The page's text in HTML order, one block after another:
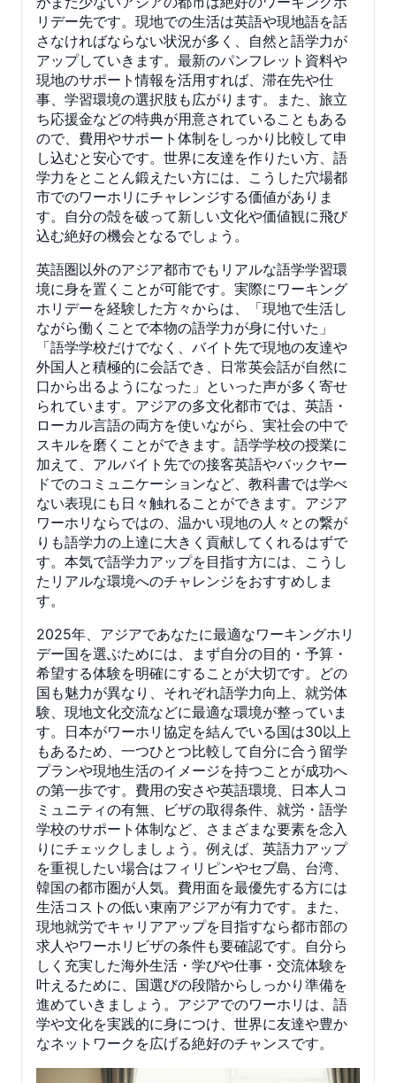
リデー先です。現地での生活は英語や現地語を話
さなければならない状況が多く、自然と語学力が
アップしていきます。最新のパンフレット資料や
現地のサポート情報を活用すれば、滞在先や仕
事、学習環境の選択肢も広がります。また、旅立
ち応援金などの特典が用意されていることもある
ので、費用やサポート体制をしっかり比較して申
し込むと安心です。世界に友達を作りたい方、語
学力をとことん鍛えたい方には、こうした穴場都
市でのワーホリにチャレンジする価値がありま
す。自分の殻を破って新しい文化や価値観に飛び
込む絶好の機会となるでしょう。
英語圏以外のアジア都市でもリアルな語学学習環
境に身を置くことが可能です。実際にワーキング
ホリデーを経験した方々からは、「現地で生活し
ながら働くことで本物の語学力が身に付いた」
「語学学校だけでなく、バイト先で現地の友達や
外国人と積極的に会話でき、日常英会話が自然に
口から出るようになった」といった声が多く寄せ
られています。アジアの多文化都市では、英語・
ローカル言語の両方を使いながら、実社会の中で
スキルを磨くことができます。語学学校の授業に
加えて、アルバイト先での接客英語やバックヤー
ドでのコミュニケーションなど、教科書では学べ
ない表現にも日々触れることができます。アジア
ワーホリならではの、温かい現地の人々との繋が
りも語学力の上達に大きく貢献してくれるはずで
す。本気で語学力アップを目指す方には、こうし
たリアルな環境へのチャレンジをおすすめしま
す。
2025年、アジアであなたに最適なワーキングホリ
デー国を選ぶためには、まず自分の目的・予算・
希望する体験を明確にすることが大切です。どの
国も魅力が異なり、それぞれ語学力向上、就労体
験、現地文化交流などに最適な環境が整っていま
す。日本がワーホリ協定を結んでいる国は30以上
もあるため、一つひとつ比較して自分に合う留学
プランや現地生活のイメージを持つことが成功へ
の第一歩です。費用の安さや英語環境、日本人コ
ミュニティの有無、ビザの取得条件、就労・語学
学校のサポート体制など、さまざまな要素を念入
りにチェックしましょう。例えば、英語力アップ
を重視したい場合はフィリピンやセブ島、台湾、
韓国の都市圏が人気。費用面を最優先する方には
生活コストの低い東南アジアが有力です。また、
現地就労でキャリアアップを目指すなら都市部の
求人やワーホリビザの条件も要確認です。自分ら
しく充実した海外生活・学びや仕事・交流体験を
叶えるために、国選びの段階からしっかり準備を
進めていきましょう。アジアでのワーホリは、語
学や文化を実践的に身につけ、世界に友達や豊か
なネットワークを広げる絶好のチャンスです。